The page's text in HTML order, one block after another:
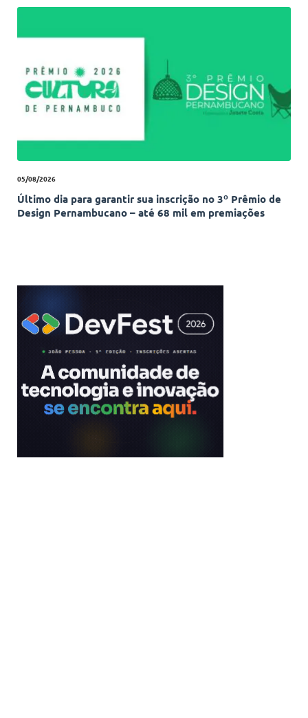
05/08/2026
Último dia para garantir sua inscrição no 3º Prêmio de
Design Pernambucano – até 68 mil em premiações